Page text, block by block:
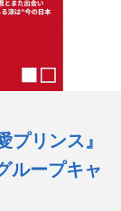
M
u
t
リンス』
ループキャ